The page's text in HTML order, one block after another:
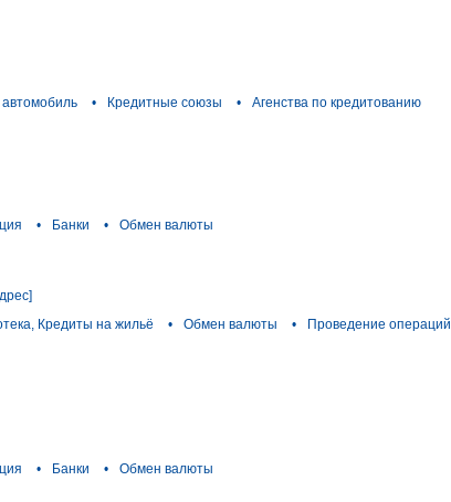
• Кредитные союзы •
Агенства по кредитованию
• Банки • Обмен валюты
Кредиты на жильё • Обмен валюты •
Проведение операций
• Банки •
Обмен валюты